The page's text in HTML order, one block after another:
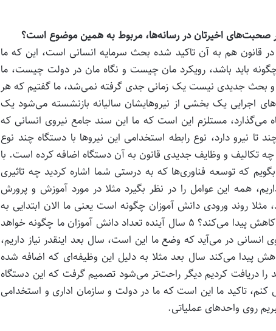
صحبت‌های اخیرتان در رسانه‌ها، مربوط به همین موضوع است؟
در قانون هم به آن تاکید شده بحث سرمایه انسانی است، این که ما
باید باشد، رویکرد مان چیست و نگاه مان در دولت چیست، ما
و بحث جدیدی نیست یک زمانی جدی گرفته نمی‌شد، ما گفتیم که هر
اجرایی یک بخشی از نیروهایشان سالیانه بازنشسته می‌شود یک
می‌گذارد، مستلزم این است که ما این سند جامع نیروی انسانی که
دارد، نوع رابطه استخدامی این نیرو‌ها با دستگاه چند نوع
چه تکالیف و وظایف جدیدی قانون به آن دستگاه اضافه کرده است. با
که توسعه فناوری‌ها که به درستی شما اشاره کردید چه تاثیری
همه این عوامل را در نظر بگیرد مثلا در مورد آموزش و پرورش
روند ورودی دانش آموزان چگونه است یعنی ما الان ابتدایی به
راهنمایی ورودی اش چقدر است یعنی افزایش پیدا می‌کند؟ کاهش پیدا می‌کند؟ ۵ سال آینده تعداد دانش آموزان ما چگونه خواهد
در می‌آید که وضع ما این است، سال بعد اینقدر نیاز داریم،
پیدا می‌کند سال بعد مثلا به دلیل این وظیفه‌ای که اضافه شده
را دریافت کردیم دیگر راحت‌تر می‌شود تصمیم گرفت که این دستگاه
کنم، تاکید ما این است که ما در دولت و سازمان اداری و استخدامی
روی واحد‌های عملیاتی.